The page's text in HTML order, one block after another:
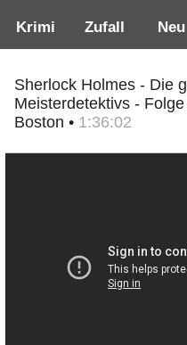
Krimi Zufall Neu
Sherlock Holmes - Die
Meisterdetektivs -
Boston • 1:36:02